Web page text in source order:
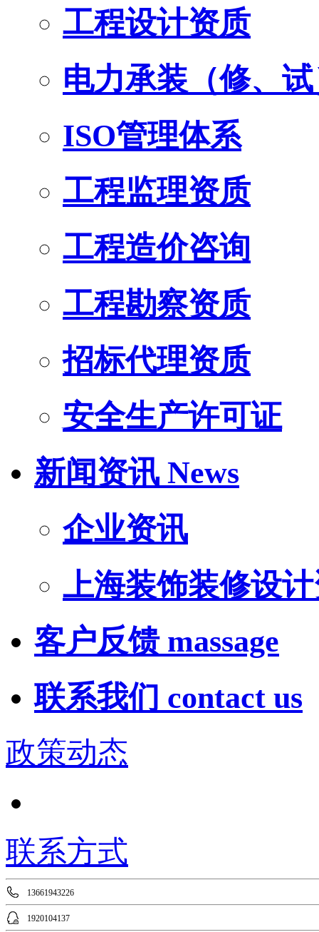
工程设计资质
电力承装（修、
ISO管理体系
工程监理资质
工程造价咨询
工程勘察资质
招标代理资质
安全生产许可证
新闻资讯 News
企业资讯
上海装饰装修设
客户反馈 massage
联系我们 contact us
政策动态
联系方式
13661943226
1920104137